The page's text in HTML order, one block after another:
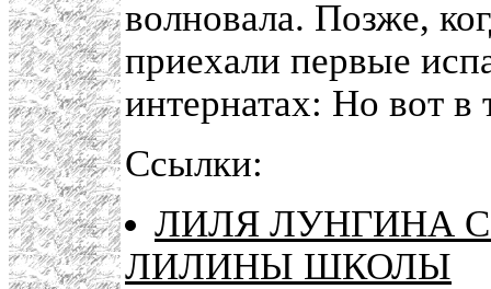
волновала. Позже,
приехали первые
интернатах: Но вот
Ссылки:
ЛИЛЯ ЛУНГИНА
ЛИЛИНЫ ШКОЛЫ